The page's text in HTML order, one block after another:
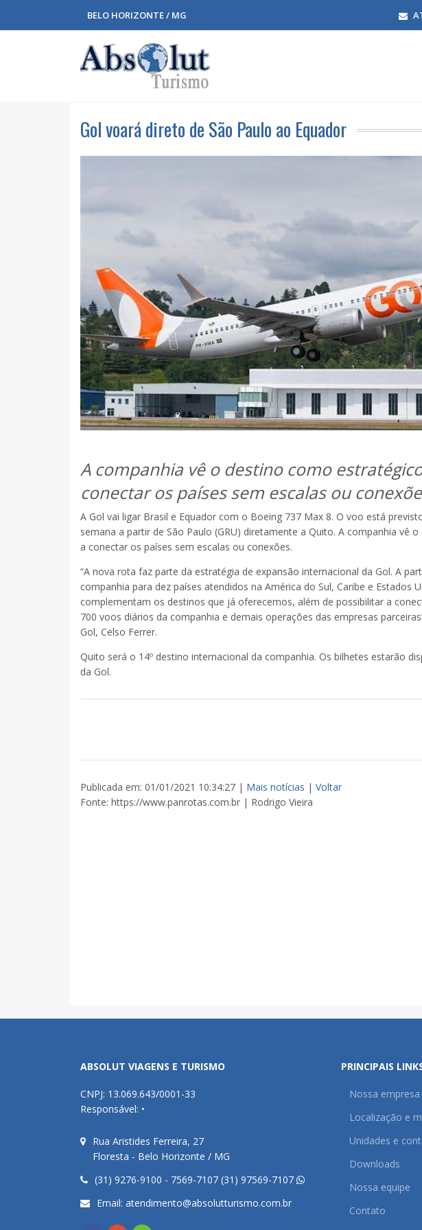
BELO HORIZONTE / MG
Gol voará direto de São Paulo ao Equador
A companhia vê o destino como
conectar os países sem escalas ou
A Gol vai ligar Brasil e Equador com o Boeing 737 Max 8. O voo está
semana a partir de São Paulo (GRU) diretamente a Quito. A companhia vê
a conectar os países sem escalas ou conexões.
“A nova rota faz parte da estratégia de expansão internacional da Gol. A
companhia para dez países atendidos na América do Sul, Caribe e Estados
complementam os destinos que já oferecemos, além de possibilitar a
700 voos diários da companhia e demais operações das empresas
Gol, Celso Ferrer.
Quito será o 14º destino internacional da companhia. Os bilhetes estarão
da Gol.
Publicada em: 01/01/2021 10:34:27 | Mais notícias | Voltar
Fonte: https://www.panrotas.com.br | Rodrigo Vieira
ABSOLUT VIAGENS E TURISMO
CNPJ: 13.069.643/0001-33
Responsável: •
Rua Aristides Ferreira, 27
Floresta - Belo Horizonte / MG
(31) 9276-9100 - 7569-7107 (31) 97569-7107
Email: atendimento@absolutturismo.com.br
PRINCIPAIS
Nossa empresa
Localização e
Unidades e
Downloads
Nossa equipe
Contato